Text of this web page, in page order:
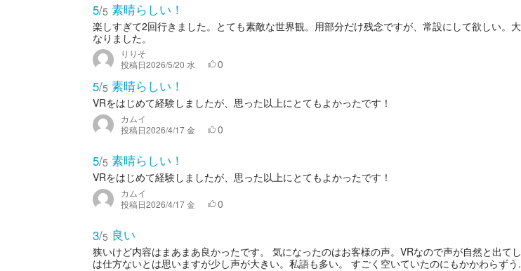
5/5 素晴らしい！
楽しすぎて2回行きました。とても素敵な世界観。用部分だけ残念ですが、常設にして欲しい。
なりました。
りりそ
投稿日2026/5/20 水 0
5/5 素晴らしい！
VRをはじめて経験しましたが、思った以上にとてもよかったです！
カムイ
投稿日2026/4/17 金 0
5/5 素晴らしい！
VRをはじめて経験しましたが、思った以上にとてもよかったです！
カムイ
投稿日2026/4/17 金 0
3/5 良い
狭いけど内容はまあまあ良かったです。 気になったのはお客様の声。VRなので声が自然と出て
は仕方ないとは思いますが少し声が大きい。私語も多い。 すごく空いていたのにもかかわらずう